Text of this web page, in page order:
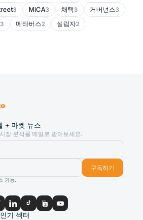
3 MiCA3 채택 3 거버넌스3
3 메타버스2 설립자2
+ 마켓 뉴스
장 분석을 메일로 받아보세요.
구독하기
가능.
인기 섹터